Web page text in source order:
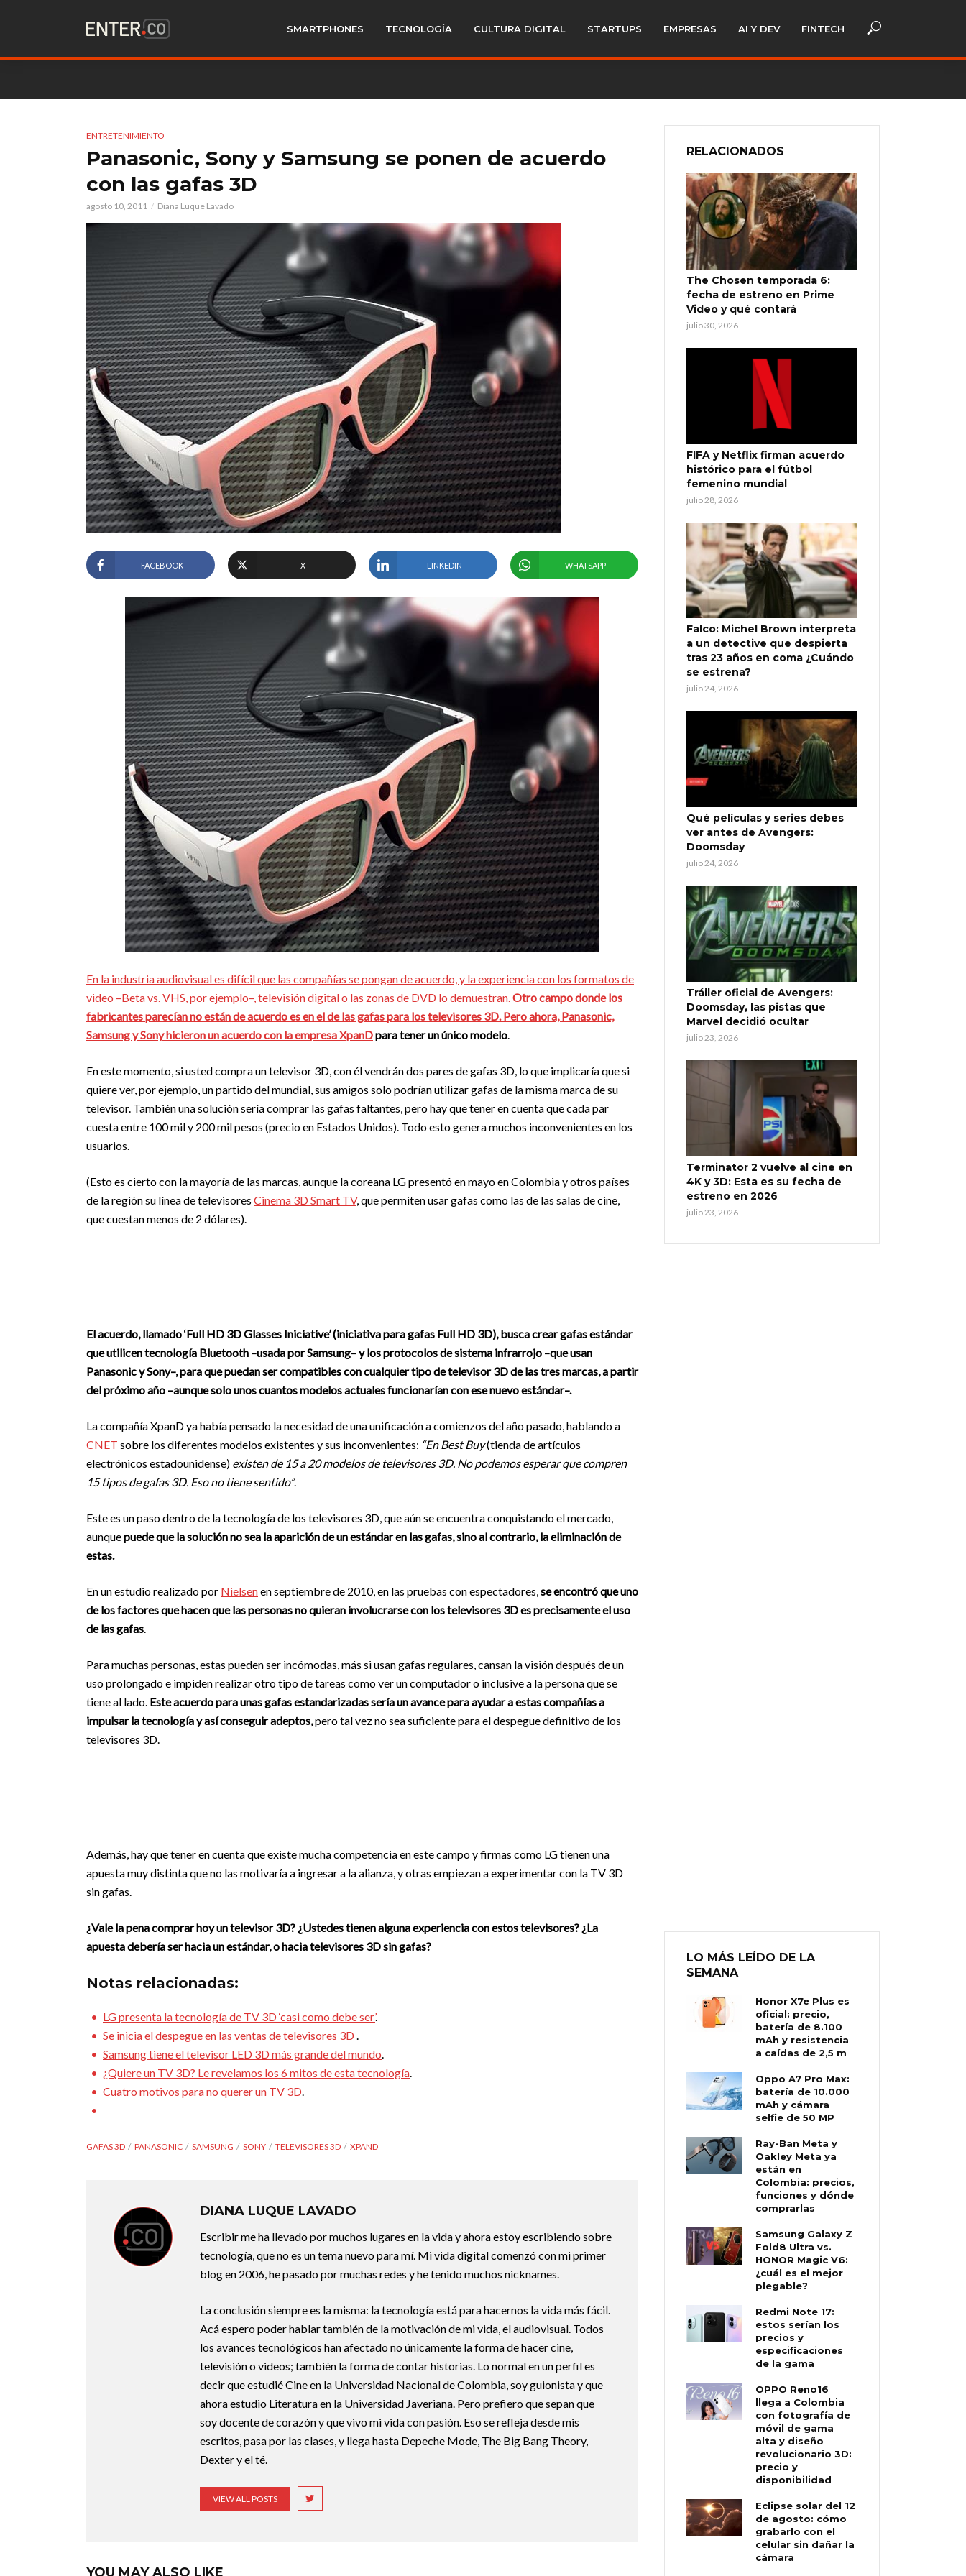
SMARTPHONES TECNOLOGÍA CULTURA DIGITAL STARTUPS EMPRESAS AI Y DEV FINTECH
ENTRETENIMIENTO
Panasonic, Sony y Samsung se ponen de acuerdo
con las gafas 3D
agosto 10, 2011 Diana Luque Lavado
FACEBOOK X LINKEDIN WHATSAPP
En la industria audiovisual es difícil que las compañías se pongan de acuerdo, y la experiencia con los formatos de
video –Beta vs. VHS, por ejemplo–, televisión digital o las zonas de DVD lo demuestran.Otro campo donde los
fabricantes parecían no están de acuerdo es en el de las gafas para los televisores 3D. Pero ahora, Panasonic,
Samsung y Sony hicieron un acuerdo con la empresaXpanDpara tener un único modelo.
En este momento, si usted compra un televisor 3D, con él vendrán dos pares de gafas 3D, lo que implicaría que si
quiere ver, por ejemplo, un partido del mundial, sus amigos solo podrían utilizar gafas de la misma marca de su
televisor. También una solución sería comprar las gafas faltantes, pero hay que tener en cuenta que cada par
cuesta entre 100 mil y 200 mil pesos (precio en Estados Unidos). Todo esto genera muchos inconvenientes en los
usuarios.
(Esto es cierto con la mayoría de las marcas, aunque la coreana LG presentó en mayo en Colombia y otros países
de la región su línea de televisores Cinema 3D Smart TV, que permiten usar gafas como las de las salas de cine,
que cuestan menos de 2 dólares).
El acuerdo, llamado ‘Full HD 3D Glasses Iniciative’ (iniciativa para gafas Full HD 3D), busca crear gafas estándar
que utilicen tecnología Bluetooth –usada por Samsung– y los protocolos de sistema infrarrojo –que usan
Panasonic y Sony–, para que puedan ser compatibles con cualquier tipo de televisor 3D de las tres marcas, a partir
del próximo año –aunque solo unos cuantos modelos actuales funcionarían con ese nuevo estándar–.
La compañía XpanD ya había pensado la necesidad de una unificación a comienzos del año pasado, hablando a
CNET sobre los diferentes modelos existentes y sus inconvenientes: “En Best Buy(tienda de artículos
electrónicos estadounidense) existen de 15 a 20 modelos de televisores 3D. No podemos esperar que compren
15 tipos de gafas 3D. Eso no tiene sentido”.
Este es un paso dentro de la tecnología de los televisores 3D, que aún se encuentra conquistando el mercado,
aunquepuede que la solución no sea la aparición de un estándar en las gafas, sino al contrario, la eliminación de
estas.
En un estudio realizado por Nielsenen septiembre de 2010, en las pruebas con espectadores,se encontró que uno
de los factores que hacen que las personas no quieran involucrarse con los televisores 3D es precisamente el uso
de las gafas.
Para muchas personas, estas pueden ser incómodas, más si usan gafas regulares, cansan la visión después de un
uso prolongado e impiden realizar otro tipo de tareas como ver un computador o inclusive a la persona que se
tiene al lado. Este acuerdo para unas gafas estandarizadas sería un avance para ayudar a estas compañías a
impulsar la tecnología y así conseguir adeptos,pero tal vez no sea suficiente para el despegue definitivo de los
televisores 3D.
Además, hay que tener en cuenta que existe mucha competencia en este campo y firmas como LG tienen una
apuesta muy distinta que no las motivaría a ingresar a la alianza, y otras empiezan a experimentar con la TV 3D
sin gafas.
¿Vale la pena comprar hoy un televisor 3D? ¿Ustedes tienen alguna experiencia con estos televisores? ¿La
apuesta debería ser hacia un estándar, o hacia televisores 3D sin gafas?
Notas relacionadas:
LG presenta la tecnología de TV 3D ‘casi como debe ser’.
Se inicia el despegue en las ventas de televisores 3D.
Samsung tiene el televisor LED 3D más grande del mundo.
¿Quiere un TV 3D? Le revelamos los 6 mitos de esta tecnología.
Cuatro motivos para no querer un TV 3D.
GAFAS 3D PANASONIC SAMSUNG SONY TELEVISORES 3D XPAND
DIANA LUQUE LAVADO
Escribir me ha llevado por muchos lugares en la vida y ahora estoy escribiendo sobre
tecnología, que no es un tema nuevo para mí. Mi vida digital comenzó con mi primer
blog en 2006, he pasado por muchas redes y he tenido muchos nicknames.
La conclusión siempre es la misma: la tecnología está para hacernos la vida más fácil.
Acá espero poder hablar también de la motivación de mi vida, el audiovisual. Todos
los avances tecnológicos han afectado no únicamente la forma de hacer cine,
televisión o videos; también la forma de contar historias. Lo normal en un perfil es
decir que estudié Cine en la Universidad Nacional de Colombia, soy guionista y que
ahora estudio Literatura en la Universidad Javeriana. Pero prefiero que sepan que
soy docente de corazón y que vivo mi vida con pasión. Eso se refleja desde mis
escritos, pasa por las clases, y llega hasta Depeche Mode, The Big Bang Theory,
Dexter y el té.
VIEW ALL POSTS
YOU MAY ALSO LIKE
RELACIONADOS
The Chosen temporada 6:
fecha de estreno en Prime
Video y qué contará
julio 30, 2026
FIFA y Netflix firman acuerdo
histórico para el fútbol
femenino mundial
julio 28, 2026
Falco: Michel Brown interpreta
a un detective que despierta
tras 23 años en coma ¿Cuándo
se estrena?
julio 24, 2026
Qué películas y series debes
ver antes de Avengers:
Doomsday
julio 24, 2026
Tráiler oficial de Avengers:
Doomsday, las pistas que
Marvel decidió ocultar
julio 23, 2026
Terminator 2 vuelve al cine en
4K y 3D: Esta es su fecha de
estreno en 2026
julio 23, 2026
LO MÁS LEÍDO DE LA
SEMANA
Honor X7e Plus es
oficial: precio,
batería de 8.100
mAh y resistencia
a caídas de 2,5 m
Oppo A7 Pro Max:
batería de 10.000
mAh y cámara
selfie de 50 MP
Ray-Ban Meta y
Oakley Meta ya
están en
Colombia: precios,
funciones y dónde
comprarlas
Samsung Galaxy Z
Fold8 Ultra vs.
HONOR Magic V6:
¿cuál es el mejor
plegable?
Redmi Note 17:
estos serían los
precios y
especificaciones
de la gama
OPPO Reno16
llega a Colombia
con fotografía de
móvil de gama
alta y diseño
revolucionario 3D:
precio y
disponibilidad
Eclipse solar del 12
de agosto: cómo
grabarlo con el
celular sin dañar la
cámara